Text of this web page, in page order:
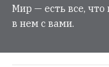
Мир — есть все,
в нем с вами.